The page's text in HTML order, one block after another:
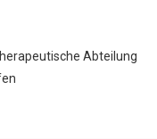
Abteilung